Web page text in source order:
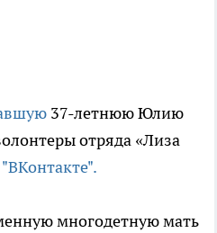
37-летнюю Юлию
отряда «Лиза
многодетную мать